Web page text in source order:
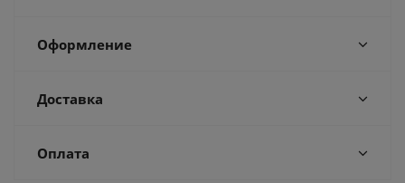
Оформление
Доставка
Оплата